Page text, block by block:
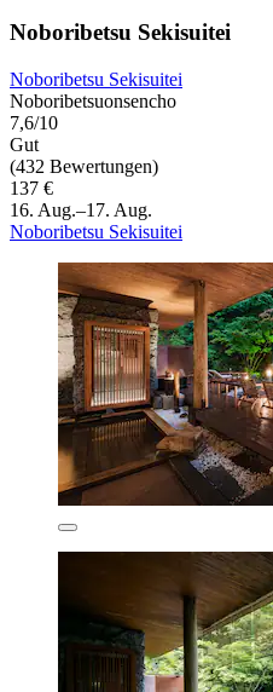
Noboribetsu Sekisuitei
Noboribetsu Sekisuitei
Noboribetsuonsencho
7,6/10
Gut
(432 Bewertungen)
137 €
16. Aug.–17. Aug.
Noboribetsu Sekisuitei